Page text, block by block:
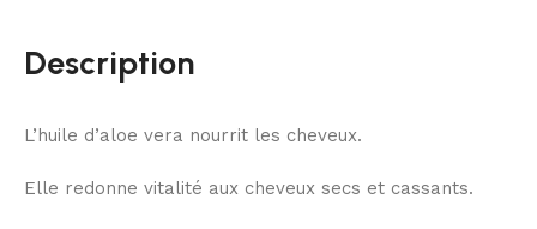
Description
L’huile d’aloe vera nourrit les cheveux.
Elle redonne vitalité aux cheveux secs et cassants.